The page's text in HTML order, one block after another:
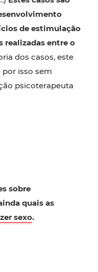
de estimulação
realizadas entre o
dos casos, este
isso sem
psicoterapeuta
sobre
quais as
sexo.